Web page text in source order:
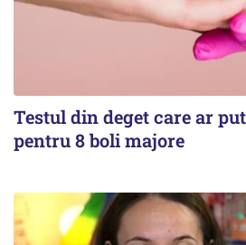
Testul din deget care ar
pentru 8 boli majore